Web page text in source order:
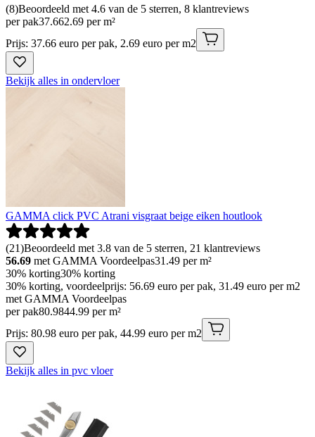
(8)Beoordeeld met 4.6 van de 5 sterren, 8 klantreviews
per pak37.662.69 per m²
Prijs: 37.66 euro per pak, 2.69 euro per m2
Bekijk alles in ondervloer
GAMMA click PVC Atrani visgraat beige eiken houtlook
(21)Beoordeeld met 3.8 van de 5 sterren, 21 klantreviews
56.69 met GAMMA Voordeelpas31.49 per m²
30% korting30% korting
30% korting, voordeelprijs: 56.69 euro per pak, 31.49 euro per m2
met GAMMA Voordeelpas
per pak80.9844.99 per m²
Prijs: 80.98 euro per pak, 44.99 euro per m2
Bekijk alles in pvc vloer